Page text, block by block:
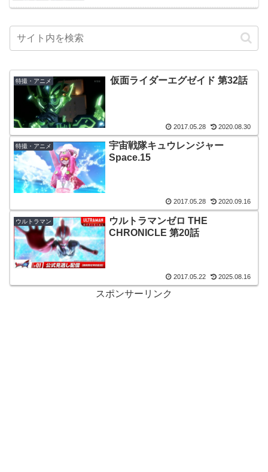
特撮・アニメ 仮面ライダーエグゼイド 第32話
2017.05.28 2020.08.30
特撮・アニメ
宇宙戦隊キュウレンジャー
Space.15
2017.05.28 2020.09.16
ウルトラマン
ウルトラマンゼロ THE
CHRONICLE 第20話
2017.05.22 2025.08.16
スポンサーリンク